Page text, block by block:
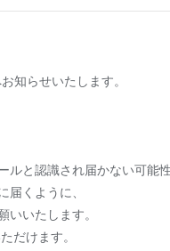
知らせいたします。
と認識され届かない可能性
届くように、
いたします。
だけます。